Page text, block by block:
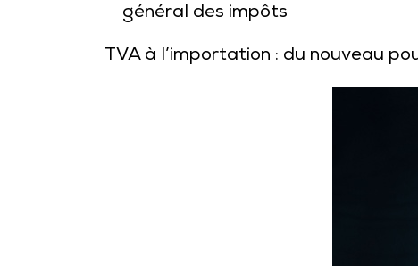
général des impôts
TVA à l’importation : du nouveau